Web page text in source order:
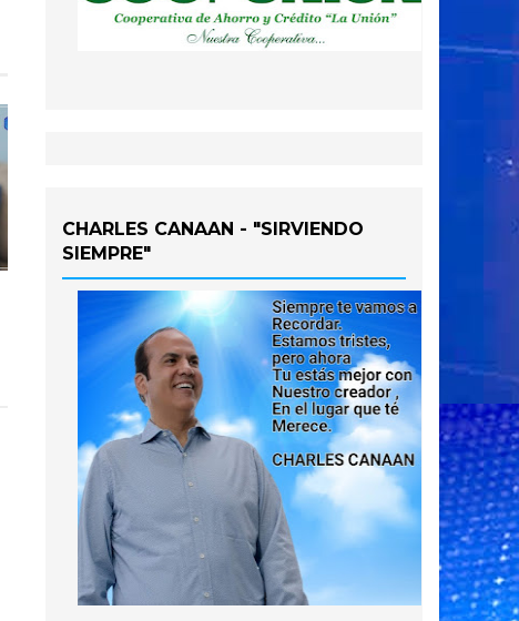
CHARLES CANAAN - "SIRVIENDO
SIEMPRE"